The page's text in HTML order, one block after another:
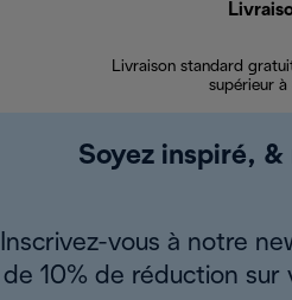
Livraison standard
supérieur
Soyez inspiré, &
Inscrivez-vous à notre
de 10% de réduction sur